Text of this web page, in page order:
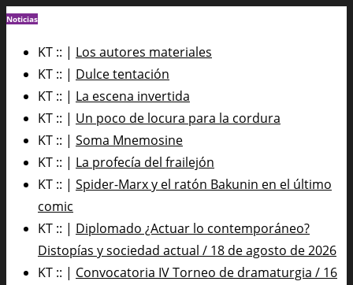
Noticias
KT :: | Los autores materiales
KT :: | Dulce tentación
KT :: | La escena invertida
KT :: | Un poco de locura para la cordura
KT :: | Soma Mnemosine
KT :: | La profecía del frailejón
KT :: | Spider-Marx y el ratón Bakunin en el último
comic
KT :: | Diplomado ¿Actuar lo contemporáneo?
Distopías y sociedad actual / 18 de agosto de 2026
KT :: | Convocatoria IV Torneo de dramaturgia / 16